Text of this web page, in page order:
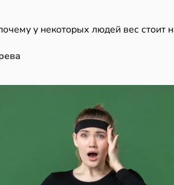
у некоторых людей вес стоит